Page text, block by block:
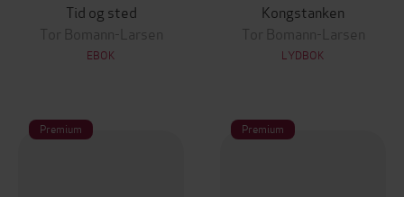
Tid og sted
Tor Bomann-Larsen
EBOK
Kongstanken
Tor Bomann-Larsen
LYDBOK
Premium Premium